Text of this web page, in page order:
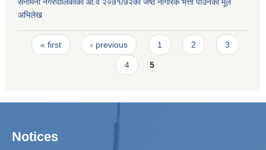
सैनामैना नगरपालिकाको आ.व २०७१/७२को जेष्ठ नागरिक भत्ता पाउनेको मूल
अभिलेख
Pages
« first ‹ previous 1 2 3
4 5
Notices